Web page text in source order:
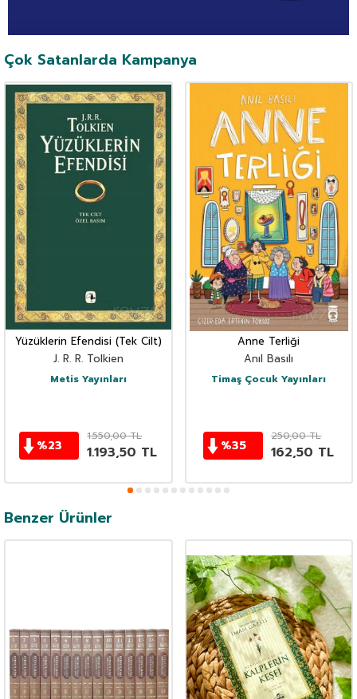
Çok Satanlarda Kampanya
Yüzüklerin Efendisi (Tek Cilt)
J. R. R. Tolkien
Metis Yayınları
%23
1.550,00TL
1.193,50 TL
Anne Terliği
Anıl Basılı
Timaş Çocuk Yayınları
%35
250,00TL
162,50 TL
Benzer Ürünler